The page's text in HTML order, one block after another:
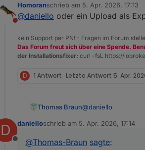
@ daniellohast du einen
Was ist denn ein
Nicht stören
Homoranschrieb am 5. Apr. 2026, 17:13
zuletzt editiert von
@daniello oder ein Upload als
kein Support per PN! - Fragen im Forum
Das Forum freut sich über eine Spende.
der Installationsfixer: curl -fsL https://
D 1 Antwort Letzte Antwort 5. Apr.
Thomas Braun@daniello
Damit ist ein
D
Offline
danielloschrieb am 5. Apr. 2026, 17:14
zuletzt editiert von
@Thomas-Braun sagte: